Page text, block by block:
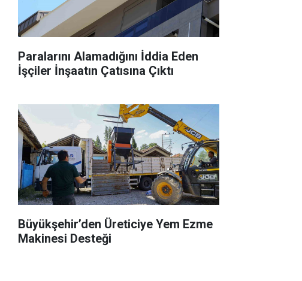
Paralarını Alamadığını İddia Eden
İşçiler İnşaatın Çatısına Çıktı
Büyükşehir’den Üreticiye Yem Ezme
Makinesi Desteği